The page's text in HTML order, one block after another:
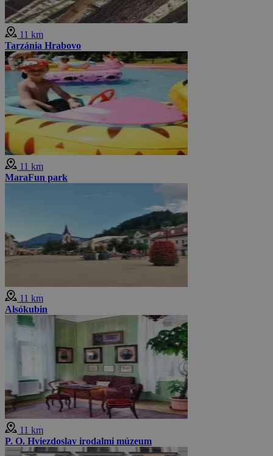
11 km
Tarzánia Hrabovo
11 km
MaraFun park
11 km
Alsókubin
11 km
P. O. Hviezdoslav irodalmi múzeum